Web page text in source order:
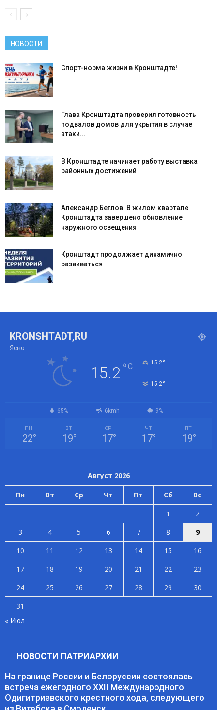
НОВОСТИ
Спорт-норма жизни в Кронштадте!
Глава Кронштадта проверил готовность
подвалов домов для укрытия в случае
атаки...
В Кронштадте начинает работу выставка
районных достижений
Александр Беглов: В жилом квартале
Кронштадта завершено обновление
наружного освещения
Кронштадт продолжает динамично
развиваться
KRONSHTADT,RU
Ясно
15.2°C 15.2°
15.2°
65% 6kmh 9%
ПН
22°
ВТ
19°
СР
17°
ЧТ
17°
ПТ
19°
Август 2026
Пн Вт Ср Чт Пт Сб Вс
1
2
3
4 5 6 7 8
9
10
11 12 13 14 15
16
17
18 19 20 21 22
23
24
25 26 27 28 29
30
31
« Июл
НОВОСТИ ПАТРИАРХИИ
На границе России и Белоруссии состоялась
встреча ежегодного XXII Международного
Одигитриевского крестного хода, следующего